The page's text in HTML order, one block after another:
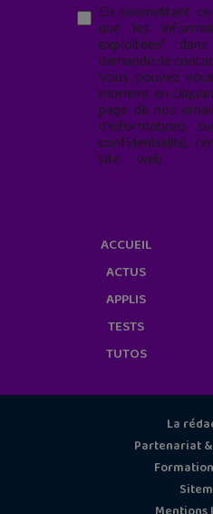
En soumettant
que les
exploitées*
demande de
Vous pouvez
moment en
page de nos
d'informations
confidentialité,
site web
ACCUEIL
ACTUS
APPLIS
TESTS
TUTOS
La
Partenariat